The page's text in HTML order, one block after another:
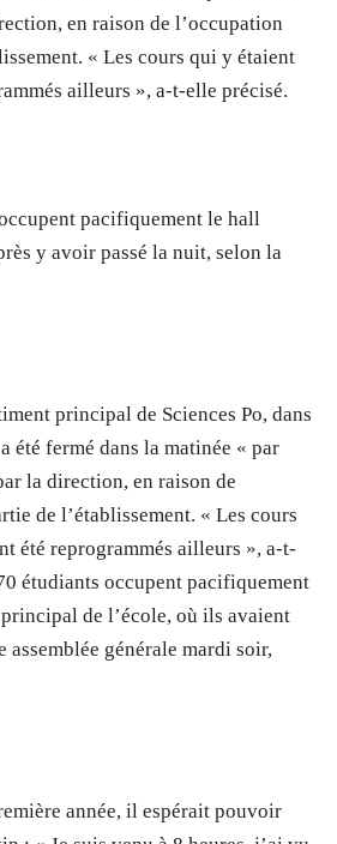
en raison de l’occupation
« Les cours qui y étaient
ailleurs », a-t-elle précisé.
pacifiquement le hall
y avoir passé la nuit, selon la
principal de Sciences Po, dans
été fermé dans la matinée « par
la direction, en raison de
de l’établissement. « Les cours
été reprogrammés ailleurs », a-t-
étudiants occupent pacifiquement
de l’école, où ils avaient
assemblée générale mardi soir,
année, il espérait pouvoir